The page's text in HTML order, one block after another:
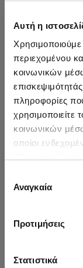
Αυτή η
περιεχομένου
κοινωνικών
πληροφορίες
χρησιμοποιείτε
κοινωνικών
οποίοι
των υπηρεσιών
συγκατάθεσης
Αναγκαία
Προτιμήσεις
Στατιστικά
Vunene termo
savova
1062 Дин.
903